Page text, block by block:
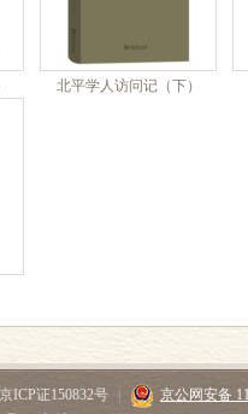
北平学人访问记（下）
京ICP证150832号 京公网安备